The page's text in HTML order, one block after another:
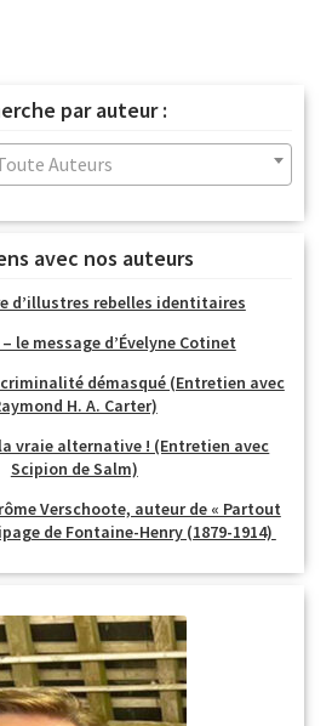
par auteur :
Auteurs
avec nos auteurs
d’illustres rebelles identitaires
le message d’Évelyne Cotinet
démasqué (Entretien avec
H. A. Carter)
vraie alternative ! (Entretien avec
Scipion de Salm)
Verschoote, auteur de « Partout
de Fontaine-Henry (1879-1914)